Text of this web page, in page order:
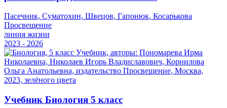
Пасечник, Суматохин, Швецов, Гапонюк, Косарькова
Просвещение
линия жизни
2023 - 2026
Учебник Биология 5 класс